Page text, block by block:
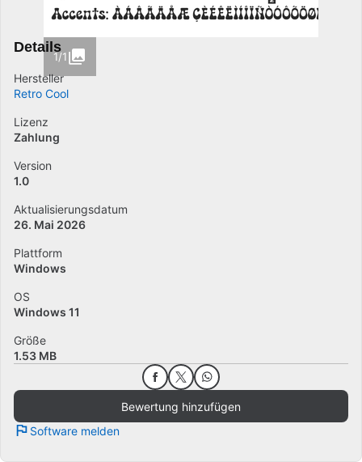
1/1
Details
Hersteller
Retro Cool
Lizenz
Zahlung
Version
1.0
Aktualisierungsdatum
26. Mai 2026
Plattform
Windows
OS
Windows 11
Größe
1.53 MB
Bewertung hinzufügen
Software melden